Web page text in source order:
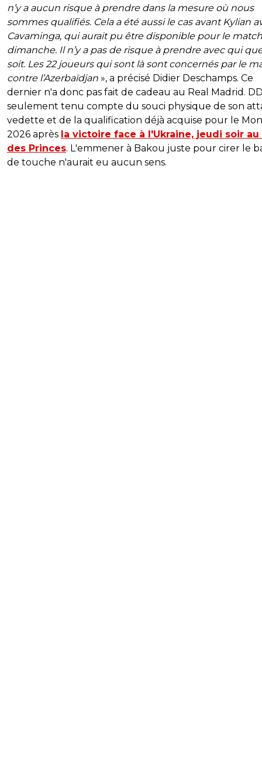
n’y a aucun risque à prendre dans la mesure où nous
sommes qualifiés. Cela a été aussi le cas avant Kylian
Cavaminga, qui aurait pu être disponible pour le
dimanche. Il n’y a pas de risque à prendre avec qui
soit. Les 22 joueurs qui sont là sont concernés par le
contre l’Azerbaïdjan », a précisé Didier Deschamps. Ce
dernier n'a donc pas fait de cadeau au Real Madrid.
seulement tenu compte du souci physique de son
vedette et de la qualification déjà acquise pour le
2026 après la victoire face à l'Ukraine, jeudi soir au
des Princes. L'emmener à Bakou juste pour cirer le
de touche n'aurait eu aucun sens.